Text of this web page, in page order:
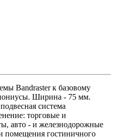
Bandraster к базовому
Ширина - 75 мм.
система
торговые и
авто - и железнодорожные
помещения гостиничного